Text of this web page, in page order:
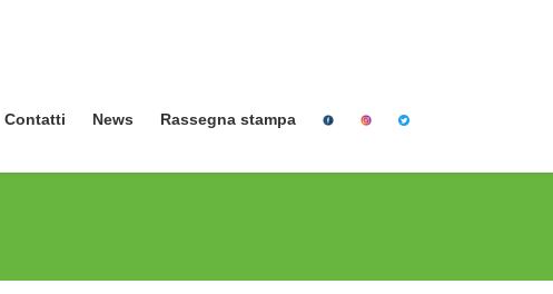
Contatti News Rassegna stampa